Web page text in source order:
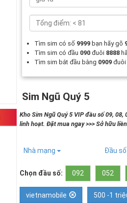
Tìm sim có số 9999 bạn hãy gõ
Tìm sim có đầu 090đuôi 8888
Tìm sim bắt đầu bằng 0909 đuôi
Sim Ngũ Quý 5
Kho Sim Ngũ Quý 5 VIP đầu số 09,
linh hoạt. Đặt mua ngay >>> Sở hữu
Nhà mạng Đầu
Chọn đầu số: 092 052
vietnamobile 500 -1